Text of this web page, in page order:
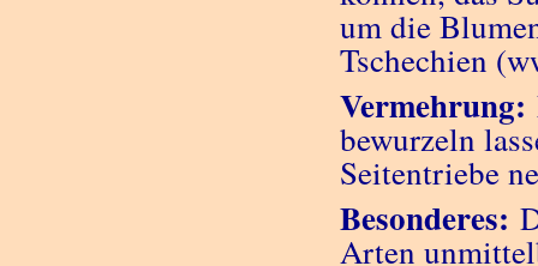
um die
Tschechien
Vermehrung:
bewurzeln
Seitentriebe
Besonderes:
Arten